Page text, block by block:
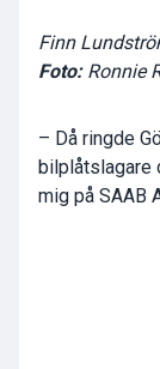
Finn
Foto: Ronnie
– Då ringde
bilplåtslagare
mig på SAAB